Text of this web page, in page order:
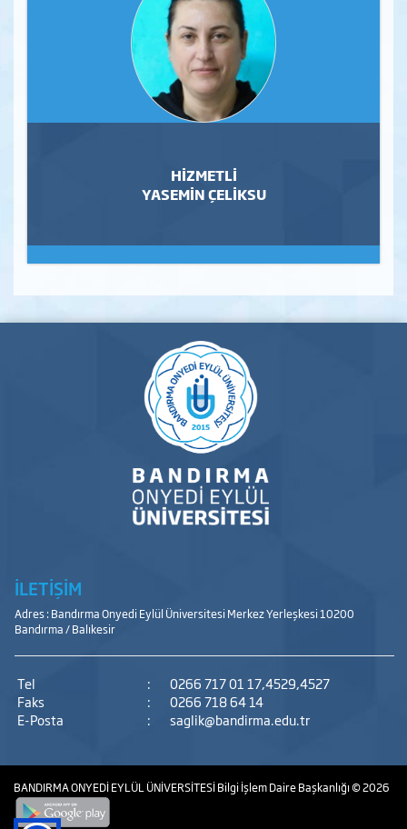
HİZMETLİ
YASEMİN ÇELİKSU
İLETİŞİM
Adres : Bandırma Onyedi Eylül Üniversitesi Merkez Yerleşkesi 10200
Bandırma / Balıkesir
Tel :
0266 717 01 17,4529,4527
Faks
:
0266 718 64 14
E-Posta
: saglik@bandirma.edu.tr
BANDIRMA ONYEDİ EYLÜL ÜNİVERSİTESİBilgi İşlem Daire Başkanlığı© 2026